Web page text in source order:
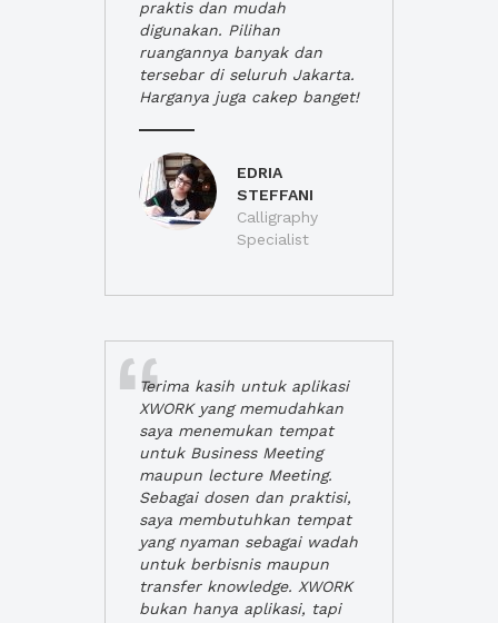
praktis dan mudah
digunakan. Pilihan
ruangannya banyak dan
tersebar di seluruh Jakarta.
Harganya juga cakep banget!
EDRIA
STEFFANI
Calligraphy
Specialist
Terima kasih untuk aplikasi
XWORK yang memudahkan
saya menemukan tempat
untuk Business Meeting
maupun lecture Meeting.
Sebagai dosen dan praktisi,
saya membutuhkan tempat
yang nyaman sebagai wadah
untuk berbisnis maupun
transfer knowledge. XWORK
bukan hanya aplikasi, tapi